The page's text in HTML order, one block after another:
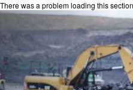
There was a problem loading this